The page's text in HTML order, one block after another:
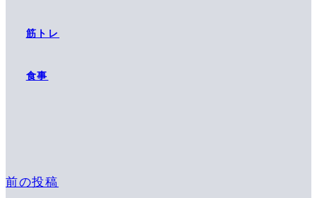
筋トレ
食事
前の投稿